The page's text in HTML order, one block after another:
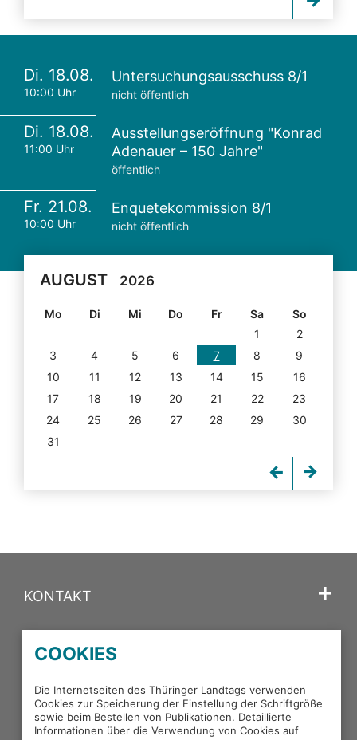
Di. 18.08.
10:00 Uhr
Untersuchungsausschuss 8/1
nicht öffentlich
Di. 18.08.
11:00 Uhr
Ausstellungseröffnung "Konrad
Adenauer – 150 Jahre"
öffentlich
Fr. 21.08.
10:00 Uhr
Enquetekommission 8/1
nicht öffentlich
AUGUST 2026
Mo Di Mi Do Fr Sa
So
1
2
3
4 5 6 7 8
9
10
11 12 13 14 15
16
17
18 19 20 21 22
23
24
25 26 27 28 29
30
31
KONTAKT
PORTALE DES THÜRINGER LANDTAGS
EXTERNE LINKS
COOKIES
Die Internetseiten des Thüringer Landtags verwenden
Cookies zur Speicherung der Einstellung der Schriftgröße
sowie beim Bestellen von Publikationen. Detaillierte
Informationen über die Verwendung von Cookies auf